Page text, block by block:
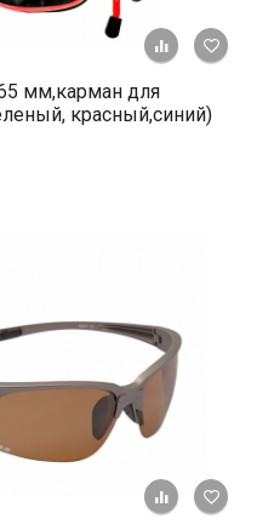
+ К
мм,карман для
красный,синий)
+ К